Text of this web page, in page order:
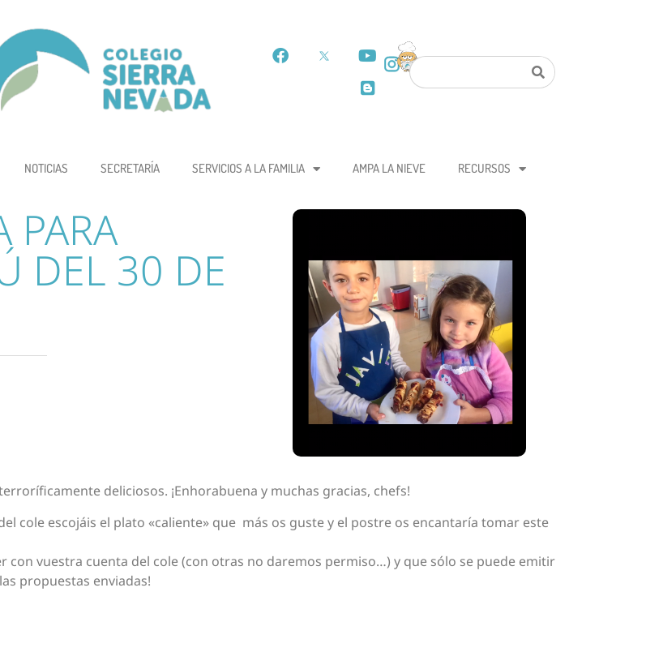
NOTICIAS SECRETARÍA SERVICIOS A LA FAMILIA AMPA LA NIEVE RECURSOS
PARA
DEL 30 DE
deliciosos. ¡Enhorabuena y muchas gracias, chefs!
cole escojáis el plato «caliente» que más os guste y el postre os encantaría tomar este
con vuestra cuenta del cole (con otras no daremos permiso…) y que sólo se puede emitir
propuestas enviadas!